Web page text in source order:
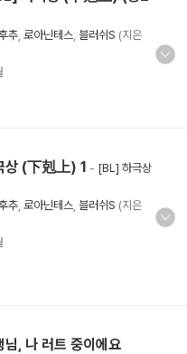
추 로아닌테스 블러쉬S (지은
상 (下剋上) 1 - [BL] 하극상
추 로아닌테스 블러쉬S (지은
, 나 러트 중이에요